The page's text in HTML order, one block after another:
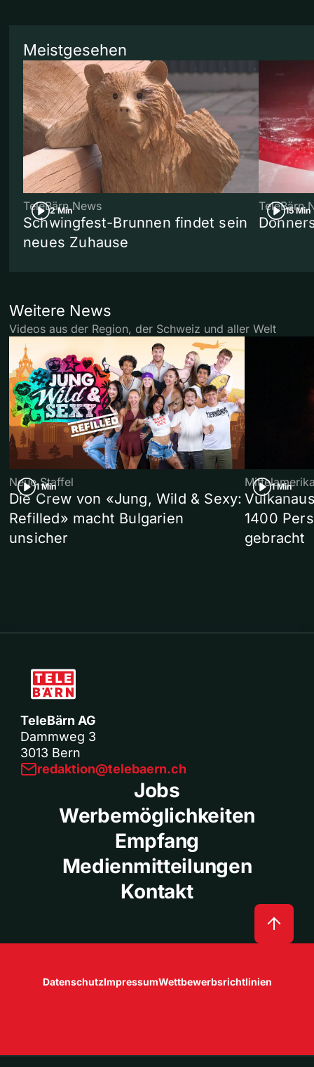
Meistgesehen
2 Min
TeleBärn News
Schwingfest-Brunnen findet sein
neues Zuhause
15 Min
TeleBärn
Weitere News
Videos aus der Region, der Schweiz und aller Welt
1 Min
Neue Staffel
Die Crew von «Jung, Wild & Sexy:
Refilled» macht Bulgarien
unsicher
1 Min
1400
gebracht
TeleBärn AG
Dammweg 3
3013 Bern
redaktion@telebaern.ch
Jobs
Werbemöglichkeiten
Empfang
Medienmitteilungen
Kontakt
DatenschutzImpressumWettbewerbsrichtlinien